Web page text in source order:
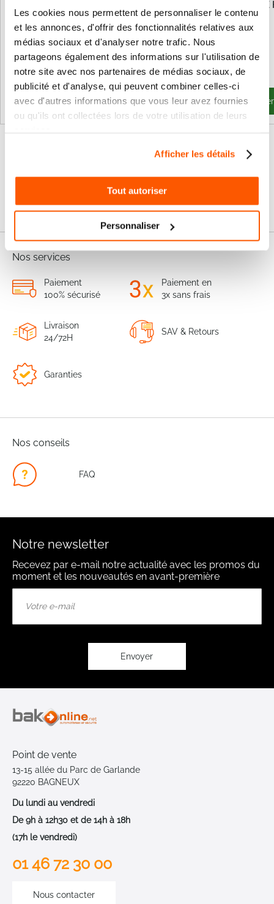
Les cookies nous permettent de personnaliser le contenu
et les annonces, d'offrir des fonctionnalités relatives aux
médias sociaux et d'analyser notre trafic. Nous
partageons également des informations sur l'utilisation de
notre site avec nos partenaires de médias sociaux, de
publicité et d'analyse, qui peuvent combiner celles-ci
avec d'autres informations que vous leur avez fournies
ou qu'ils ont collectées lors de votre utilisation de leurs
Afficher les détails
Tout autoriser
Personnaliser
24v NICE A924
647,74 €
539,78 €
Non disponible
Télécommande NICE
Prix
Spécial
14,38 €
Ajouter au panier
Nos services
Paiement
100% sécurisé
Paiement en
3x sans frais
Livraison
24/72H
SAV & Retours
Garanties
Nos conseils
FAQ
Notre newsletter
Recevez par e-mail notre actualité avec les promos du
moment et les nouveautés en avant-première
Envoyer
Point de vente
13-15 allée du Parc de Garlande
92220 BAGNEUX
Du lundi au vendredi
De 9h à 12h30 et de 14h à 18h
(17h le vendredi)
01 46 72 30 00
Nous contacter